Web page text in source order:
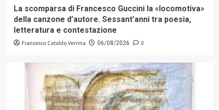
La scomparsa di Francesco Guccini la «locomotiva»
della canzone d’autore. Sessant’anni tra poesia,
letteratura e contestazione
Francesco Cataldo Verrina 06/08/2026 0